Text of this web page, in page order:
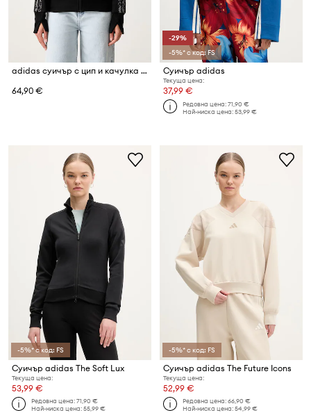
adidas суичър с цип и качулка дамски с памук Leopard Pack
64,90 €
-29%
-5%* с код: FS
Суичър adidas
Текуща цена:
37,99 €
Редовна цена:71,90 €
Най-ниска цена:53,99 €
-5%* с код: FS
Суичър adidas The Soft Lux
Текуща цена:
53,99 €
Редовна цена:71,90 €
Най-ниска цена:55,99 €
-5%* с код: FS
Суичър adidas The Future Icons
Текуща цена:
52,99 €
Редовна цена:66,90 €
Най-ниска цена:54,99 €